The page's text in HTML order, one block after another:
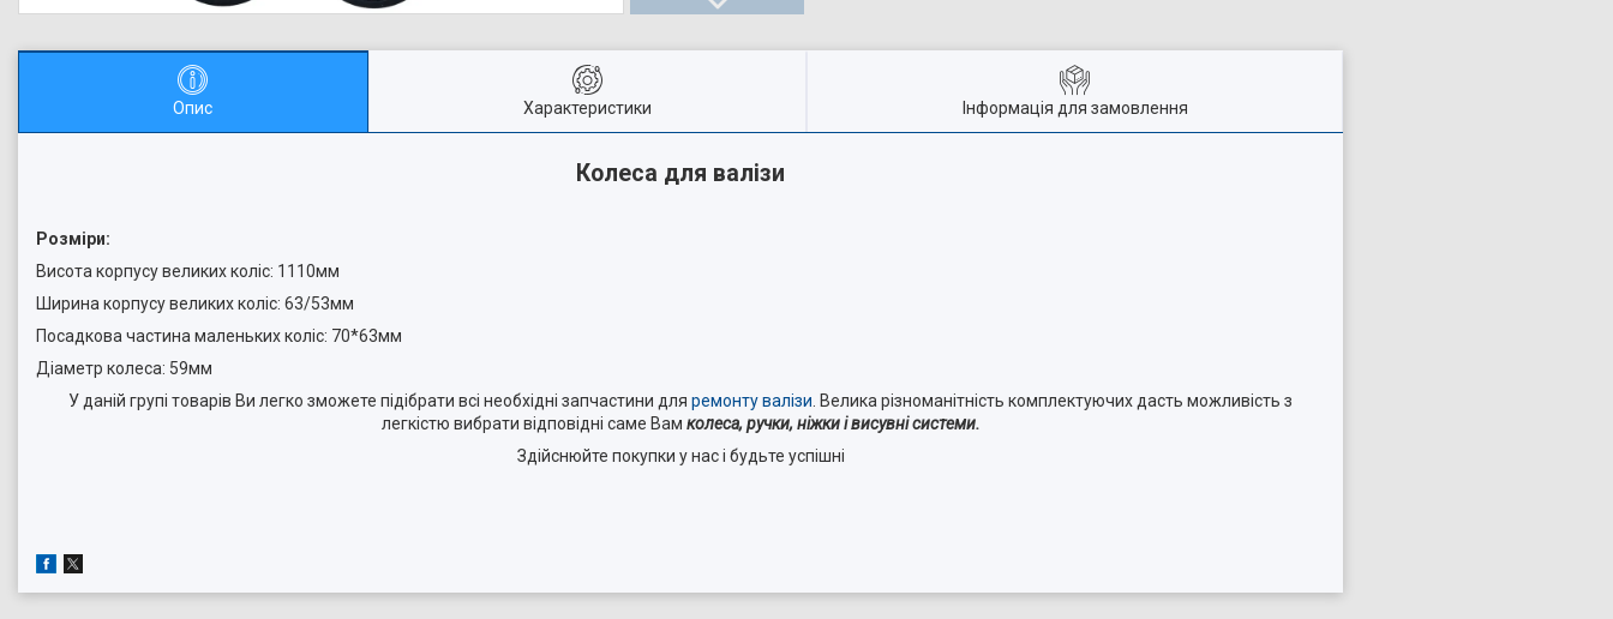
Опис Характеристики Інформація для замовлення
Колеса для валізи
Розміри:
Висота корпусу великих коліс: 1110мм
Ширина корпусу великих коліс: 63/53мм
Посадкова частина маленьких коліс: 70*63мм
Діаметр колеса: 59мм
У даній групі товарів Ви легко зможете підібрати всі необхідні запчастини для ремонту валізи . Велика різноманітність комплектуючих дасть можливість з
легкістю вибрати відповідні саме Вам колеса, ручки, ніжки і висувні системи.
Здійснюйте покупки у нас і будьте успішні